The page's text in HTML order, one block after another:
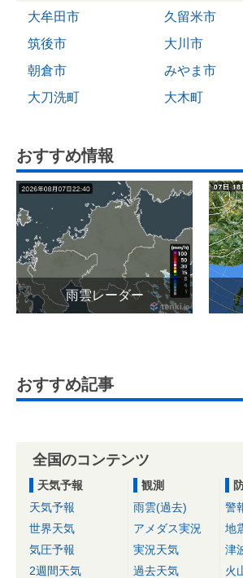
大牟田市
久留米市
筑後市
大川市
朝倉市
みやま市
大刀洗町
大木町
おすすめ情報
雨雲レーダー
おすすめ記事
全国のコンテンツ
天気予報
天気予報
世界天気
気圧予報
2週間天気
観測
雨雲(過去)
アメダス実況
実況天気
過去天気
警
地
津
火